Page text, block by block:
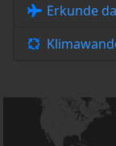
Erkunde